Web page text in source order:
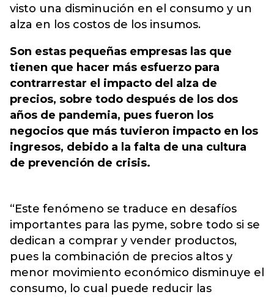
visto una disminución en el consumo y un
alza en los costos de los insumos.
Son estas pequeñas empresas las que
tienen que hacer más esfuerzo para
contrarrestar el impacto del alza de
precios, sobre todo después de los dos
años de pandemia, pues fueron los
negocios que más tuvieron impacto en los
ingresos, debido a la falta de una cultura
de prevención de crisis.
“Este fenómeno se traduce en desafíos
importantes para las pyme, sobre todo si se
dedican a comprar y vender productos,
pues la combinación de precios altos y
menor movimiento económico disminuye el
consumo, lo cual puede reducir las